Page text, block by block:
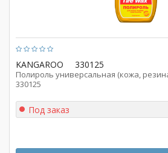
KANGAROO 330125
Полироль универсальная (кожа,
330125
Под заказ